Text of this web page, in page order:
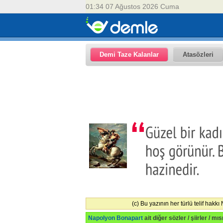
01:34 07 Ağustos 2026 Cuma
Demi Taze Kalanlar Atasözleri
(c) Bu yazının her türlü telif
Napolyon Bonapart ait diğer sözler / şiirler /